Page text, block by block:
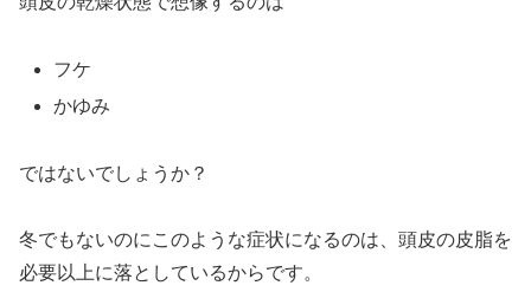
フケ
かゆみ
ではないでしょうか？
冬でもないのにこのような症状になるのは、頭皮の皮脂を
必要以上に落としているからです。